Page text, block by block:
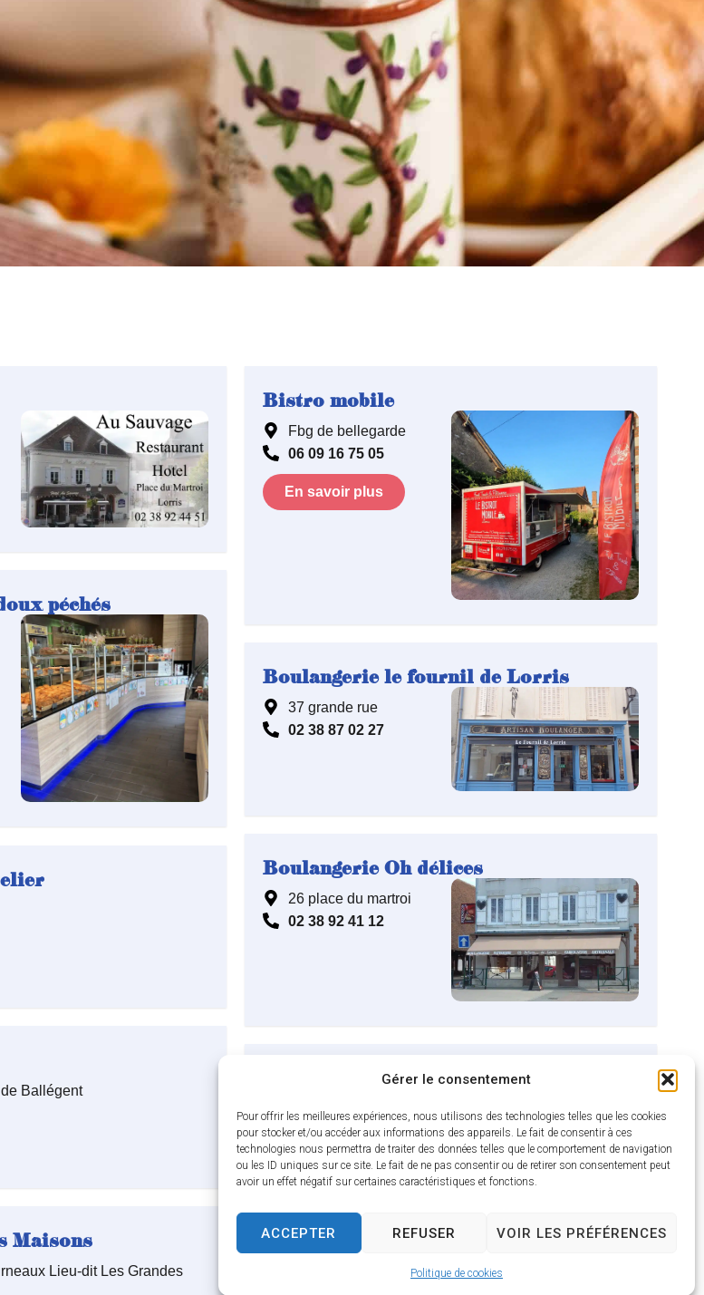
Gérer le consentement
Pour offrir les meilleures expériences, nous utilisons des technologies telles que les cookies
pour stocker et/ou accéder aux informations des appareils. Le fait de consentir à ces
technologies nous permettra de traiter des données telles que le comportement de navigation
ou les ID uniques sur ce site. Le fait de ne pas consentir ou de retirer son consentement peut
avoir un effet négatif sur certaines caractéristiques et fonctions.
ACCEPTER REFUSER VOIR LES PRÉFÉRENCES
Politique de cookies
Bistro mobile
Fbg de bellegarde
06 09 16 75 05
En savoir plus
péchés
Boulangerie le fournil de Lorris
37 grande rue
02 38 87 02 27
Boulangerie Oh délices
26 place du martroi
02 38 92 41 12
Ballégent
Gîte du Moulin
Gîte La p’tite étape
06 83 58 38 40
Maisons
Lieu-dit Les Grandes